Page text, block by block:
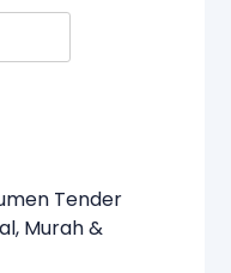
Tender
Murah &